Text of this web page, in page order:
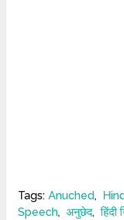
Tags: Anuched,
Speech, अनुछेद, हिंदी